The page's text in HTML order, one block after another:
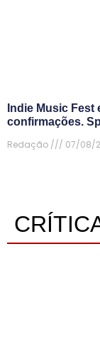
Indie Music Fest
confirmações.
Redação
07/08/